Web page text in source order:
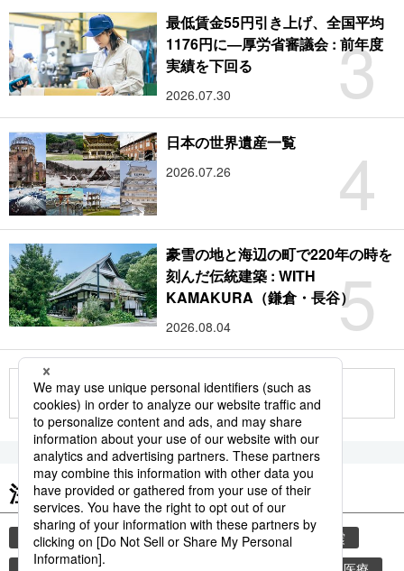
3
最低賃金55円引き上げ、全国平均
1176円に―厚労省審議会 : 前年度
実績を下回る
2026.07.30
4
日本の世界遺産一覧
2026.07.26
5
豪雪の地と海辺の町で220年の時を
刻んだ伝統建築 : WITH
KAMAKURA（鎌倉・長谷）
2026.08.04
もっと見る
注目のキーワード
共同通信ニュース 災害 気象・災害
地震